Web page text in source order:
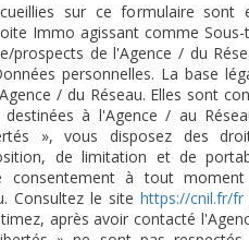
sur ce formulaire sont
Immo agissant comme
prospects de l'Agence / du
personnelles. La base
/ du Réseau. Elles sont
à l'Agence / au
», vous disposez des
de limitation et de
consentement à tout
Consultez le sitehttps://cnil.fr/fr
après avoir contacté